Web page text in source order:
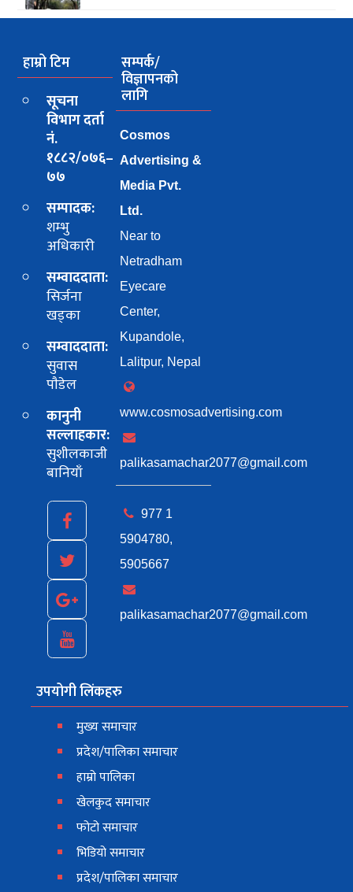
हाम्रो टिम
सूचना
विभाग दर्ता
नं.
१८८२/०७६–
७७
सम्पादक:
शम्भु
अधिकारी
सम्वाददाता:
सिर्जना
खड्का
सम्वाददाता:
सुवास
पाैडेल
कानुनी
सल्लाहकार:
सुशीलकाजी
बानियाँ
सम्पर्क/
विज्ञापनको
लागि
Cosmos
Advertising &
Media Pvt.
Ltd.
Near to
Netradham
Eyecare
Center,
Kupandole,
Lalitpur, Nepal
www.cosmosadvertising.com
palikasamachar2077@gmail.com
977 1
5904780,
5905667
palikasamachar2077@gmail.com
उपयोगी लिंकहरु
मुख्य समाचार
प्रदेश/पालिका समाचार
हाम्रो पालिका
खेलकुद समाचार
फोटो समाचार
भिडियो समाचार
प्रदेश/पालिका समाचार